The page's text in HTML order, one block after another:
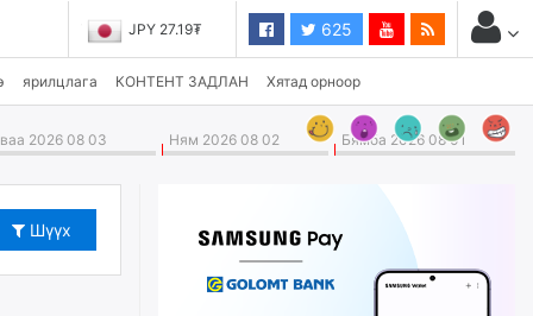
JPY 27.19₮ 625
ярилцлага КОНТЕНТ ЗАДЛАН Хятад орноор
2026 08 03 Ням 2026 08 02 Бямба 2026 08 01
Шүүх